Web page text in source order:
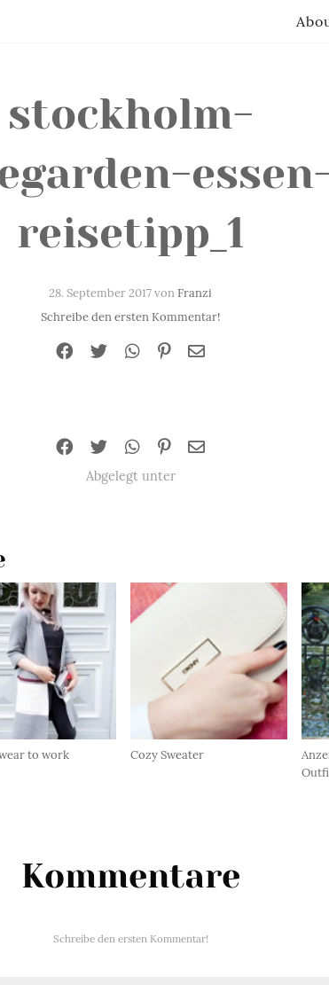
stockholm-
reisetipp_1
28. September 2017 vonFranzi
Schreibe den ersten Kommentar!
Abgelegt unter
to work Cozy Sweater
Kommentare
Schreibe den ersten Kommentar!